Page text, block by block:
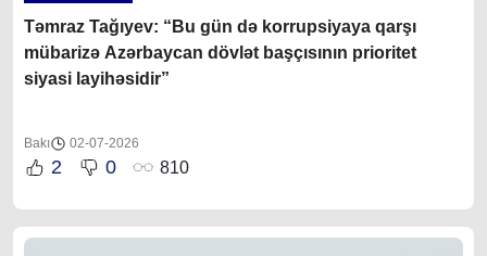
Təmraz Tağıyev: “Bu gün də korrupsiyaya qarşı
mübarizə Azərbaycan dövlət başçısının prioritet
siyasi layihəsidir”
Bakı 02-07-2026
2 0 810